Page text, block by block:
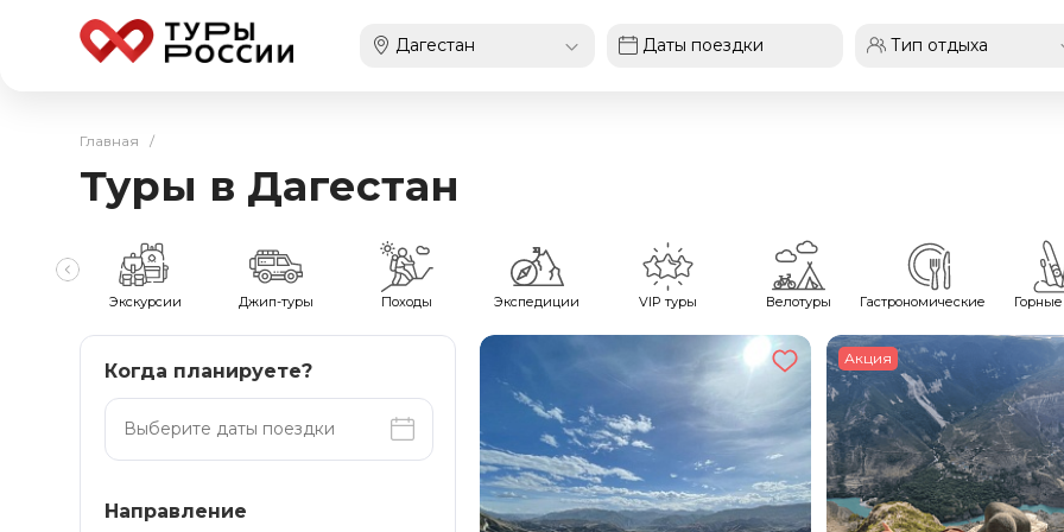
Главная /
Туры в Дагестан
Экскурсии Джип-туры Походы Экспедиции VIP туры Велотуры Гастрономические
Когда планируете?
Направление
Акция